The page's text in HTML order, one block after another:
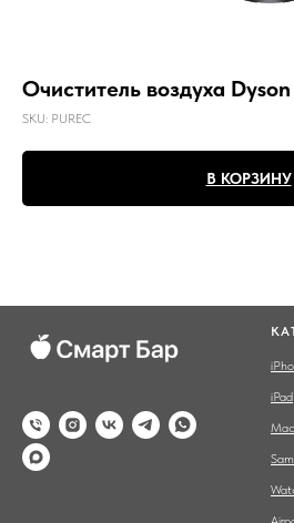
Очиститель воздуха
SKU: PUREC
В КОРЗИНУ
iPad